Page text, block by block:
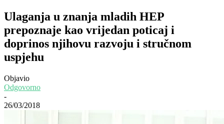
Ulaganja u znanja mladih HEP
prepoznaje kao vrijedan poticaj i
doprinos njihovu razvoju i stručnom
uspjehu
Objavio
Odgovorno
-
26/03/2018